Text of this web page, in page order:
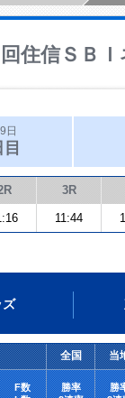
住信ＳＢ
日
3R
11:44
ズ
全国 当
F数
勝率
勝